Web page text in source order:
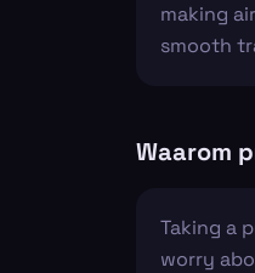
making
smooth
Waarom
Taking a
worry